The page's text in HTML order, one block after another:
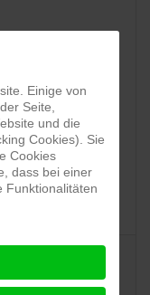
Einige von
Seite,
und die
Cookies). Sie
Cookies
dass bei einer
Funktionalitäten